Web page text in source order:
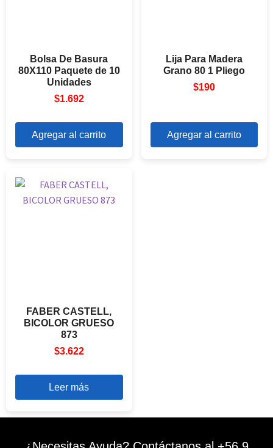
Bolsa De Basura
80X110 Paquete de 10
Unidades
$1.692
Agregar al carrito
Lija Para Madera
Grano 80 1 Pliego
$190
Agregar al carrito
FABER CASTELL,
BICOLOR GRUESO
873
$3.622
Leer más